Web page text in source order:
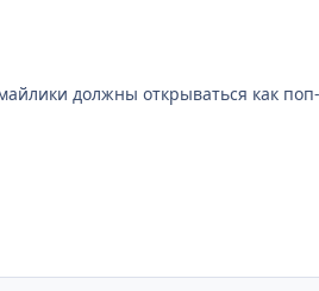
должны открываться как